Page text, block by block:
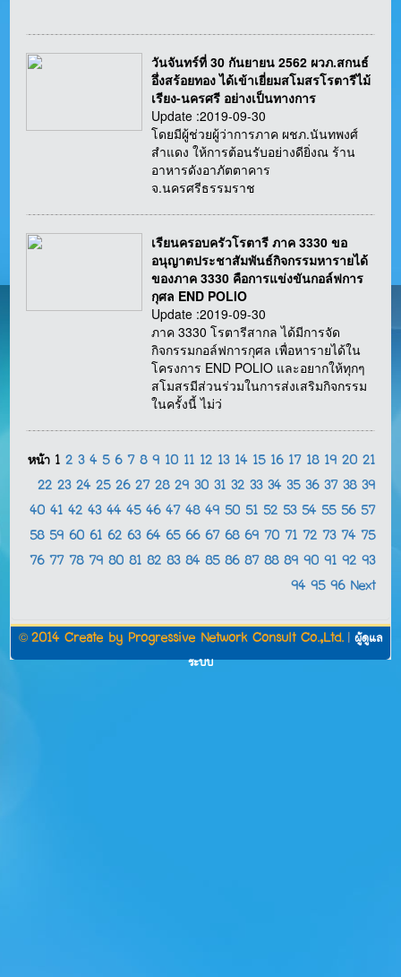
วันจันทร์ที่ 30 กันยายน 2562 ผวภ.สกนธ์
อึ่งสร้อยทอง ได้เข้าเยี่ยมสโมสรโรตารีไม้
เรียง-นครศรี อย่างเป็นทางการ
Update :2019-09-30
โดยมีผู้ช่วยผู้ว่าการภาค ผชภ.นันทพงศ์
สำแดง ให้การต้อนรับอย่างดียิ่งณ ร้าน
อาหารดังอาภัตตาคาร
จ.นครศรีธรรมราช
เรียนครอบครัวโรตารี ภาค 3330 ขอ
อนุญาตประชาสัมพันธ์กิจกรรมหารายได้
ของภาค 3330 คือการแข่งขันกอล์ฟการ
กุศล END POLIO
Update :2019-09-30
ภาค 3330 โรตารีสากล ได้มีการจัด
กิจกรรมกอล์ฟการกุศล เพื่อหารายได้ใน
โครงการ END POLIO และอยากให้ทุกๆ
สโมสรมีส่วนร่วมในการส่งเสริมกิจกรรม
ในครั้งนี้ ไม่ว่
หน้า 1 2 3 4 5 6 7 8 9 10 11 12 13 14 15 16 17 18 19 20 21
22 23 24 25 26 27 28 29 30 31 32 33 34 35 36 37 38 39
40 41 42 43 44 45 46 47 48 49 50 51 52 53 54 55 56 57
58 59 60 61 62 63 64 65 66 67 68 69 70 71 72 73 74 75
76 77 78 79 80 81 82 83 84 85 86 87 88 89 90 91 92 93
94 95 96 Next
© 2014 Create by Progressive Network Consult Co.,Ltd. ผู้ดูแล
ระบบ